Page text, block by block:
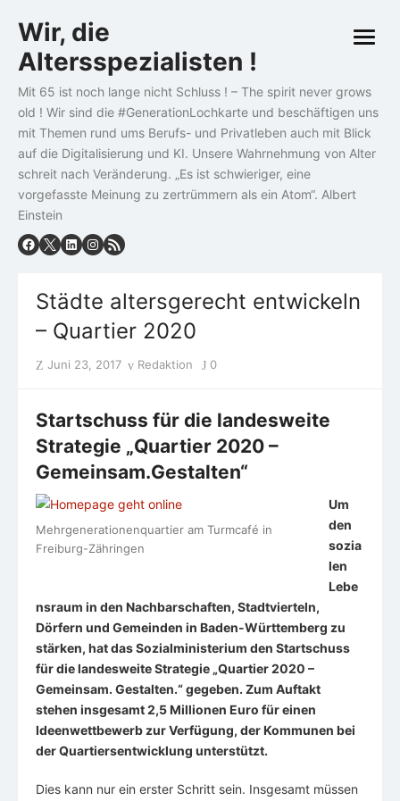
to
content
Wir, die
Altersspezialisten !
Mit 65 ist noch lange nicht Schluss ! – The spirit never grows
old ! Wir sind die #GenerationLochkarte und beschäftigen uns
mit Themen rund ums Berufs- und Privatleben auch mit Blick
auf die Digitalisierung und KI. Unsere Wahrnehmung von Alter
schreit nach Veränderung. „Es ist schwieriger, eine
vorgefasste Meinung zu zertrümmern als ein Atom“. Albert
Einstein
open
Städte altersgerecht entwickeln
– Quartier 2020
Posted
Juni 23, 2017 Author
Redaktion 0
Startschuss für die landesweite
Strategie „Quartier 2020 –
Gemeinsam.Gestalten“
Mehrgenerationenquartier am Turmcafé in
Freiburg-Zähringen
Um
den
sozia
len
Lebe
nsraum in den Nachbarschaften, Stadtvierteln,
Dörfern und Gemeinden in Baden-Württemberg zu
stärken, hat das Sozialministerium den Startschuss
für die landesweite Strategie „Quartier 2020 –
Gemeinsam. Gestalten.“ gegeben. Zum Auftakt
stehen insgesamt 2,5 Millionen Euro für einen
Ideenwettbewerb zur Verfügung, der Kommunen bei
der Quartiersentwicklung unterstützt.
Dies kann nur ein erster Schritt sein. Insgesamt müssen